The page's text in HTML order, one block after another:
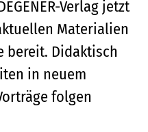
Verlag jetzt
Materialien
bereit. Didaktisch
in neuem
folgen